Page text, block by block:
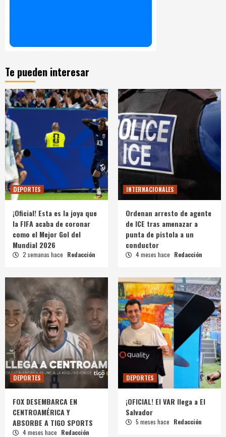
Te pueden interesar
DEPORTES
¡Oficial! Esta es la joya que
la FIFA acaba de coronar
como el Mejor Gol del
Mundial 2026
2 semanas hace Redacción
INTERNACIONALES
Ordenan arresto de agente
de ICE tras amenazar a
punta de pistola a un
conductor
4 meses hace Redacción
DEPORTES
FOX DESEMBARCA EN
CENTROAMÉRICA Y
ABSORBE A TIGO SPORTS
4 meses hace Redacción
DEPORTES
¡OFICIAL! El VAR llega a El
Salvador
5 meses hace Redacción